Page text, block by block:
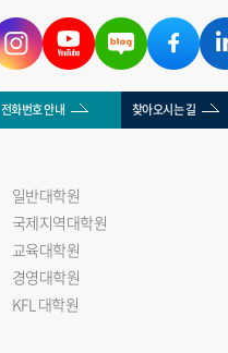
전화번호 안내 찾아오시는 길
일반대학원
국제지역대학원
교육대학원
경영대학원
KFL 대학원